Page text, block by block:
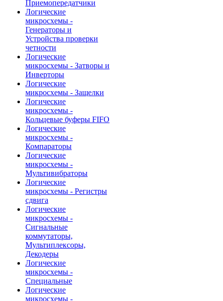
Приемопередатчики
Логические
микросхемы -
Генераторы и
Устройства проверки
четности
Логические
микросхемы - Затворы и
Инверторы
Логические
микросхемы - Защелки
Логические
микросхемы -
Кольцевые буферы FIFO
Логические
микросхемы -
Компараторы
Логические
микросхемы -
Мультивибраторы
Логические
микросхемы - Регистры
сдвига
Логические
микросхемы -
Сигнальные
коммутаторы,
Мультиплексоры,
Декодеры
Логические
микросхемы -
Специальные
Логические
микросхемы -